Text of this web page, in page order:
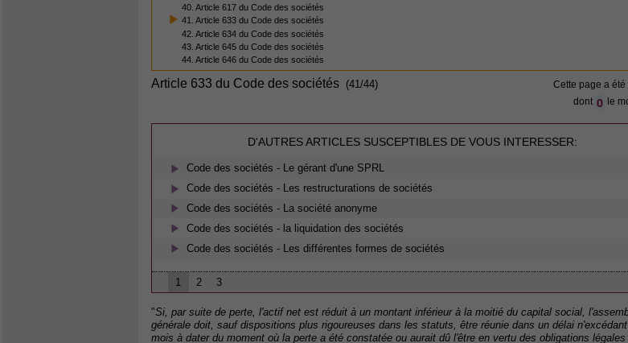
40. Article 617 du Code des sociétés
41. Article 633 du Code des sociétés
42. Article 634 du Code des sociétés
43. Article 645 du Code des sociétés
44. Article 646 du Code des sociétés
Article 633 du Code des sociétés (41/44) Cette page a été
dont 0 le
D'AUTRES ARTICLES SUSCEPTIBLES DE VOUS INTERESSER:
Code des sociétés - Le gérant d'une SPRL
Code des sociétés - Les restructurations de sociétés
Code des sociétés - La société anonyme
Code des sociétés - la liquidation des sociétés
Code des sociétés - Les différentes formes de sociétés
1 2 3
"Si, par suite de perte, l'actif net est réduit à un montant inférieur à la moitié du capital social,
générale doit, sauf dispositions plus rigoureuses dans les statuts, être réunie dans un délai
mois à dater du moment où la perte a été constatée ou aurait dû l'être en vertu des obligations légales